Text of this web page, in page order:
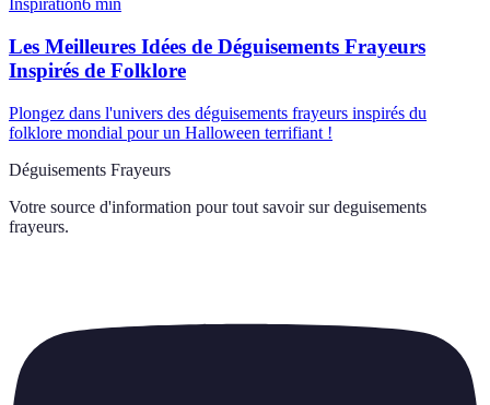
Inspiration6 min
Les Meilleures Idées de Déguisements Frayeurs
Inspirés de Folklore
Plongez dans l'univers des déguisements frayeurs inspirés du
folklore mondial pour un Halloween terrifiant !
Déguisements Frayeurs
Votre source d'information pour tout savoir sur deguisements
frayeurs.